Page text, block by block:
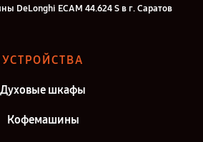
DeLonghi ECAM 44.624 S в г. Саратов
DeLonghi ECAM 44.624 S в г. Киров
ECAM 44.624 S в г. Санкт-Петербург
УСТРОЙСТВА
Духовые шкафы
Кофемашины